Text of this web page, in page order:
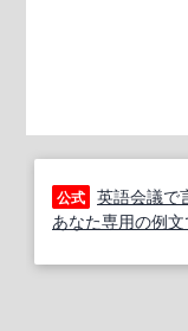
公式 英語会議で
あなた専用の例文